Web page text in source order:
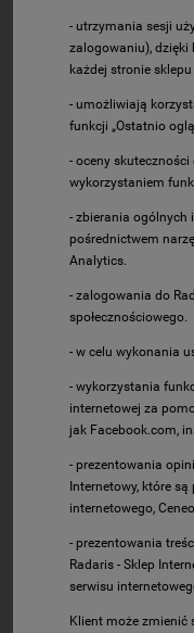
- utrzymania sesji
zalogowaniu), dzięki
każdej stronie
- umożliwiają
funkcji „Ostatnio
- oceny
wykorzystaniem
- zbierania ogólnych
pośrednictwem
Analytics.
- zalogowania do
społecznościowego.
- w celu wykonania
- wykorzystania
internetowej za
jak Facebook.com,
- prezentowania
Internetowy, które
internetowego,
- prezentowania
Radaris - Sklep
serwisu
Klient może zmienić